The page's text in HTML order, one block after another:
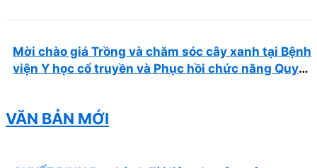
Mời chào giá Trồng và chăm sóc cây xanh tại Bệnh
viện Y học cổ truyền và Phục hồi chức năng Quy
VĂN BẢN MỚI